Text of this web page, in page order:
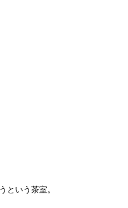
という茶室。